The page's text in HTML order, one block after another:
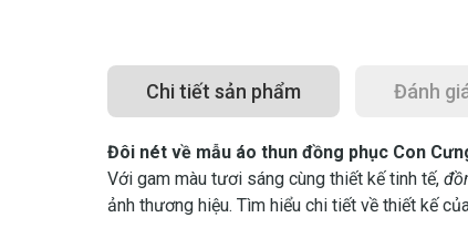
Chi tiết sản phẩm Đánh
Đôi nét về mẫu áo thun đồng phục Con
Với gam màu tươi sáng cùng thiết kế tinh tế,
ảnh thương hiệu. Tìm hiểu chi tiết về thiết kế